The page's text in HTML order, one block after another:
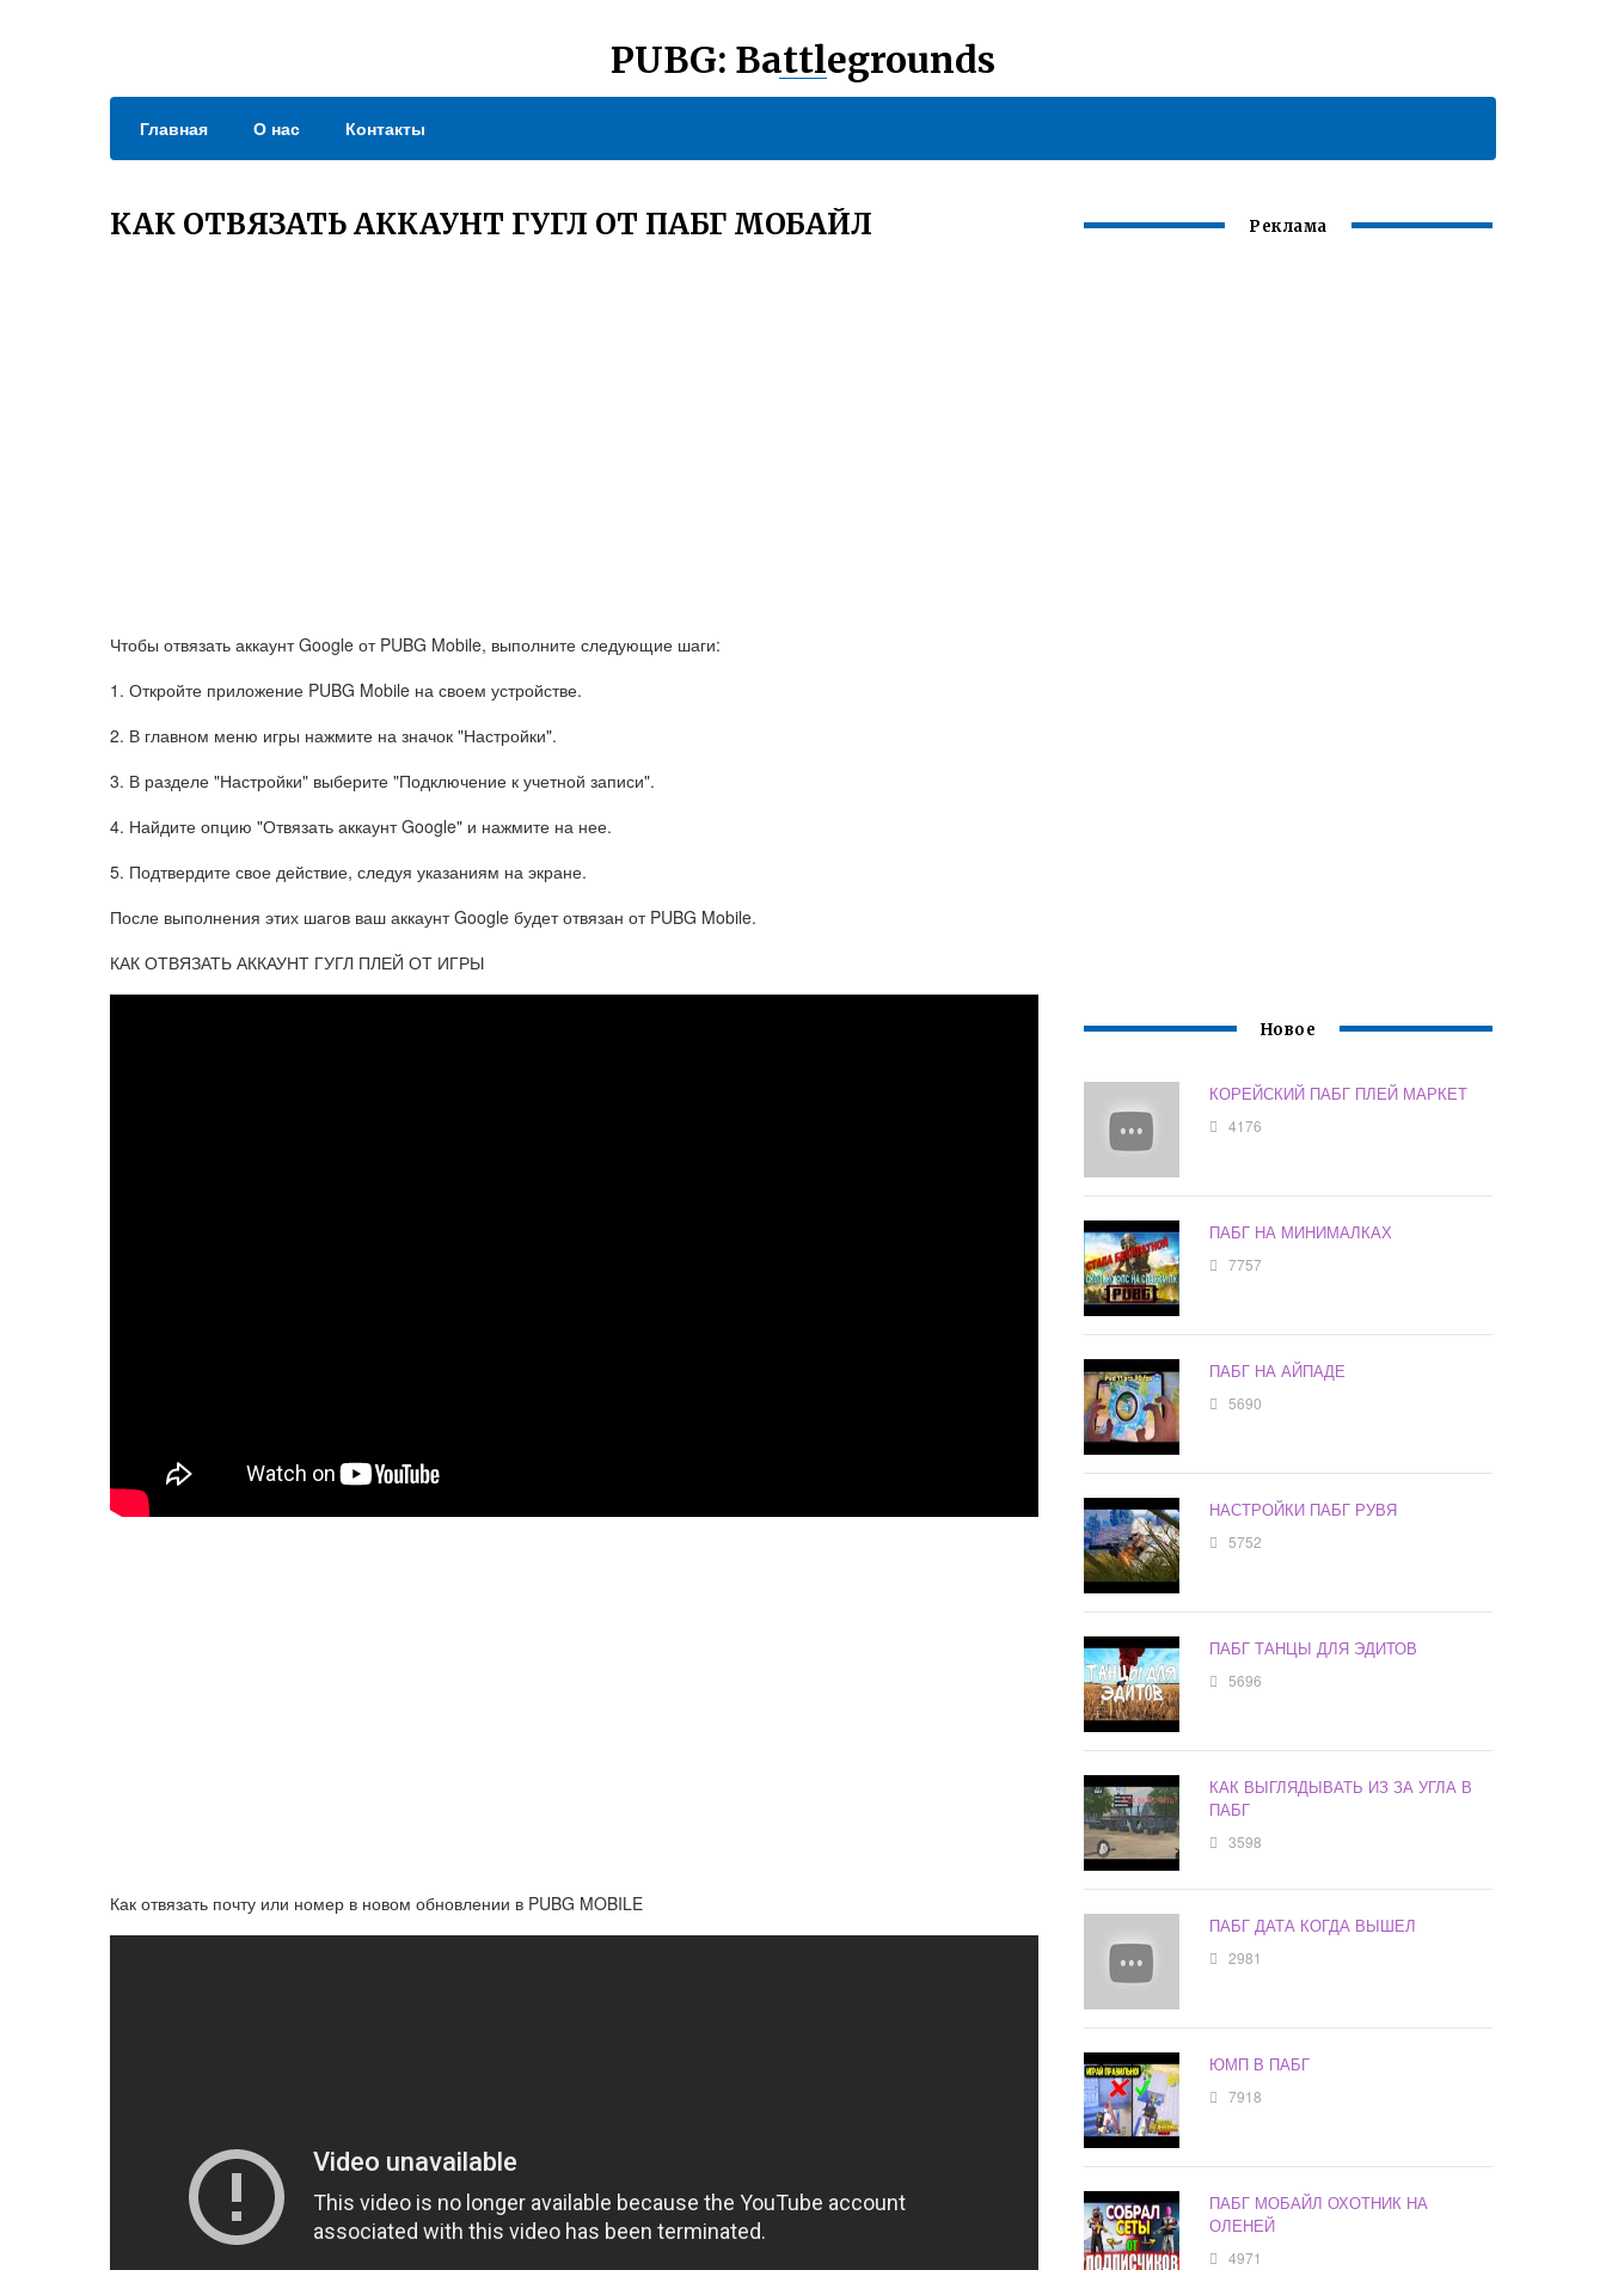
PUBG: Battlegrounds
Главная О нас Контакты
КАК ОТВЯЗАТЬ АККАУНТ ГУГЛ ОТ ПАБГ МОБАЙЛ
Чтобы отвязать аккаунт Google от PUBG Mobile, выполните следующие шаги:
1. Откройте приложение PUBG Mobile на своем устройстве.
2. В главном меню игры нажмите на значок "Настройки".
3. В разделе "Настройки" выберите "Подключение к учетной записи".
4. Найдите опцию "Отвязать аккаунт Google" и нажмите на нее.
5. Подтвердите свое действие, следуя указаниям на экране.
После выполнения этих шагов ваш аккаунт Google будет отвязан от PUBG Mobile.
КАК ОТВЯЗАТЬ АККАУНТ ГУГЛ ПЛЕЙ ОТ ИГРЫ
Как отвязать почту или номер в новом обновлении в PUBG MOBILE
Реклама
Новое
КОРЕЙСКИЙ ПАБГ ПЛЕЙ МАРКЕТ
4176
ПАБГ НА МИНИМАЛКАХ
7757
ПАБГ НА АЙПАДЕ
5690
НАСТРОЙКИ ПАБГ РУВЯ
5752
ПАБГ ТАНЦЫ ДЛЯ ЭДИТОВ
5696
КАК ВЫГЛЯДЫВАТЬ ИЗ ЗА УГЛА В
ПАБГ
3598
ПАБГ ДАТА КОГДА ВЫШЕЛ
2981
ЮМП В ПАБГ
7918
ПАБГ МОБАЙЛ ОХОТНИК НА
ОЛЕНЕЙ
4971